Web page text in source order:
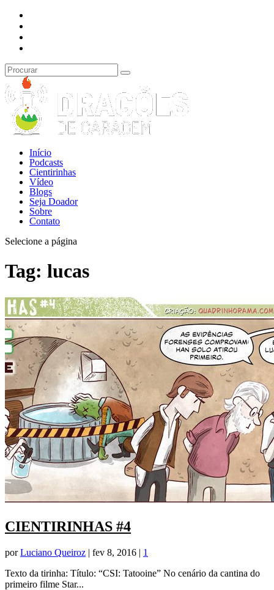
Início
Podcasts
Cientirinhas
Vídeo
Blogs
Seja Doador
Sobre
Contato
Selecione a página
Tag: lucas
CIENTIRINHAS #4
porLuciano Queiroz | fev 8, 2016 | 1
Texto da tirinha: Título: “CSI: Tatooine” No cenário da cantina do
primeiro filme Star...